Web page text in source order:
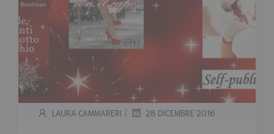
LAURA CAMMARERI | 28 DICEMBRE 2016